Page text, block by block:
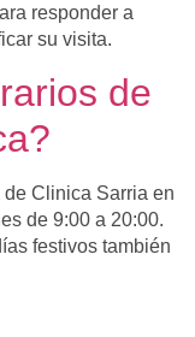
responder a
su visita.
de
Clinica Sarria en
de 9:00 a 20:00.
festivos también